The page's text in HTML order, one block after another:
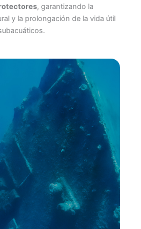
, garantizando la
y la prolongación de la vida útil